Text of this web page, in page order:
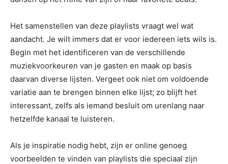
Het samenstellen van deze playlists vraagt wel wat
aandacht. Je wilt immers dat er voor iedereen iets wils is.
Begin met het identificeren van de verschillende
muziekvoorkeuren van je gasten en maak op basis
daarvan diverse lijsten. Vergeet ook niet om voldoende
variatie aan te brengen binnen elke lijst; zo blijft het
interessant, zelfs als iemand besluit om urenlang naar
hetzelfde kanaal te luisteren.
Als je inspiratie nodig hebt, zijn er online genoeg
voorbeelden te vinden van playlists die speciaal zijn